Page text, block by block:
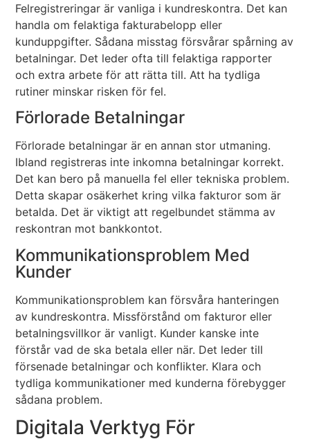
Felregistreringar är vanliga i kundreskontra. Det kan
handla om felaktiga fakturabelopp eller
kunduppgifter. Sådana misstag försvårar spårning av
betalningar. Det leder ofta till felaktiga rapporter
och extra arbete för att rätta till. Att ha tydliga
rutiner minskar risken för fel.
Förlorade Betalningar
Förlorade betalningar är en annan stor utmaning.
Ibland registreras inte inkomna betalningar korrekt.
Det kan bero på manuella fel eller tekniska problem.
Detta skapar osäkerhet kring vilka fakturor som är
betalda. Det är viktigt att regelbundet stämma av
reskontran mot bankkontot.
Kommunikationsproblem Med
Kunder
Kommunikationsproblem kan försvåra hanteringen
av kundreskontra. Missförstånd om fakturor eller
betalningsvillkor är vanligt. Kunder kanske inte
förstår vad de ska betala eller när. Det leder till
försenade betalningar och konflikter. Klara och
tydliga kommunikationer med kunderna förebygger
sådana problem.
Digitala Verktyg För